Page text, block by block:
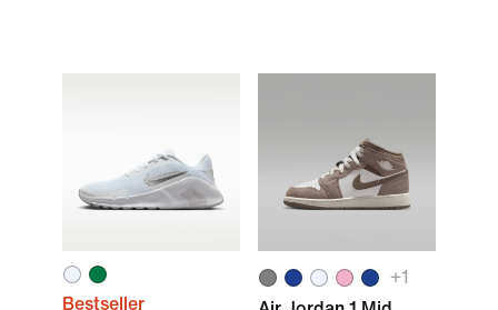
Bestseller
+1